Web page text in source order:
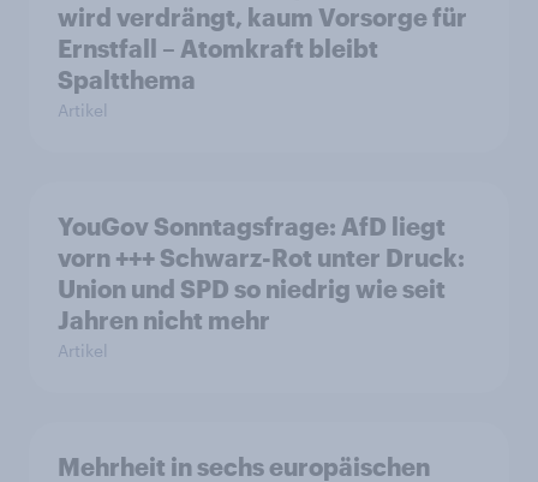
wird verdrängt, kaum Vorsorge für
Ernstfall – Atomkraft bleibt
Spaltthema
Artikel
YouGov Sonntagsfrage: AfD liegt
vorn +++ Schwarz-Rot unter Druck:
Union und SPD so niedrig wie seit
Jahren nicht mehr
Artikel
Mehrheit in sechs europäischen